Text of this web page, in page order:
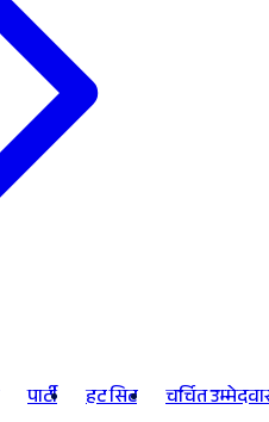
पार्टी हट सिट चर्चित